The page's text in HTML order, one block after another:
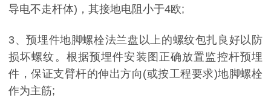
导电不走杆体)，其接地电阻小于4欧;
3、预埋件地脚螺栓法兰盘以上的螺纹包扎良好以防
损坏螺纹。根据预埋件安装图正确放置监控杆预埋
件，保证支臂杆的伸出方向(或按工程要求)地脚螺栓
作为主筋;